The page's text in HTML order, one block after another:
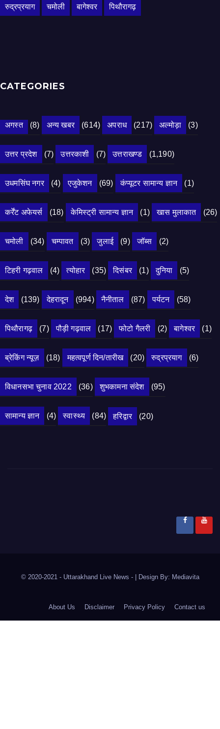
रुद्रप्रयाग चमोली बागेश्वर पिथौरागढ़
CATEGORIES
अगस्त (8) अन्य खबर (614) अपराध (217) अल्मोड़ा (3)
उत्तर प्रदेश (7) उत्तरकाशी (7) उत्तराखण्ड (1,190)
उधमसिंघ नगर (4) एजुकेशन (69) कंप्यूटर सामान्य ज्ञान (1)
कर्रेंट अफेयर्स (18) केमिस्ट्री सामान्य ज्ञान (1) खास मुलाकात (26)
चमोली (34) चम्पावत (3) जुलाई (9) जॉब्स (2)
टिहरी गढ़वाल (4) त्योहार (35) दिसंबर (1) दुनिया (5)
देश (139) देहरादून (994) नैनीताल (87) पर्यटन (58)
पिथौरागढ़ (7) पौड़ी गढ़वाल (17) फोटो गैलरी (2) बागेश्वर (1)
ब्रेकिंग न्यूज़ (18) महत्वपूर्ण दिन/तारीख (20) रुद्रप्रयाग (6)
विधानसभा चुनाव 2022 (36) शुभकामना संदेश (95)
सामान्य ज्ञान (4) स्वास्थ्य (84) हरिद्वार (20)
© 2020-2021 - Uttarakhand Live News - | Design By: Mediavita
About Us Disclaimer Privacy Policy Contact us